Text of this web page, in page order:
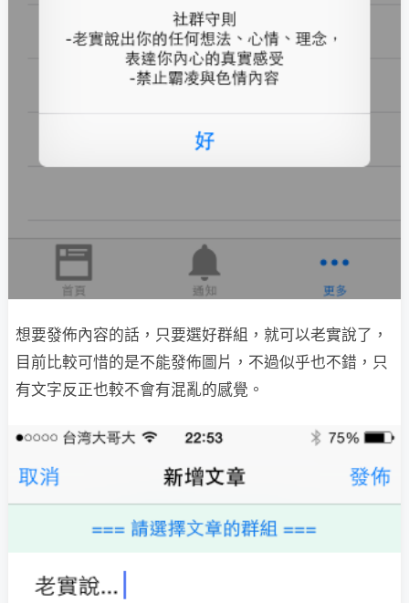
想要發佈內容的話，只要選好群組，就可以老實說了，
目前比較可惜的是不能發佈圖片，不過似乎也不錯，只
有文字反正也較不會有混亂的感覺。